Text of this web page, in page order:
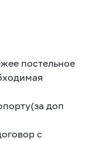
постельное
доп
с